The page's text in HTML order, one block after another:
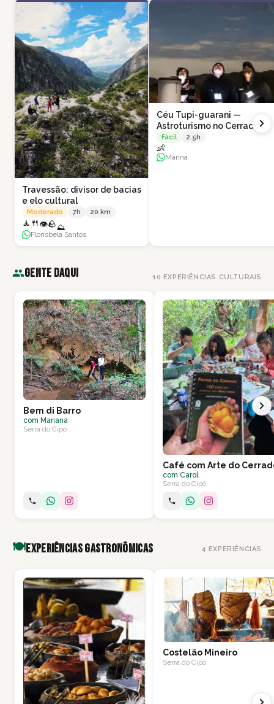
Travessão: divisor de bacias
e elo cultural
Moderado 7h 20 km
🧘 🍴👁🪨⛰
Florisbela Santos
Céu Tupi-guarani —
Astroturismo no Cerrado
Fácil 2.5 h
👶
Marina
Gente Daqui 10 EXPERIÊNCIAS CULTURAIS
Bem di Barro
com Mariana
Serra do Cipó
Café com Arte do
com Carol
Serra do Cipó
🍽️Experiências Gastronômicas 4 EXPERIÊNCIAS
Costelão Mineiro
Serra do Cipó